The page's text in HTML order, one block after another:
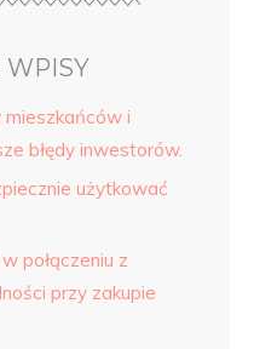
WPISY
mieszkańców i
błędy inwestorów.
użytkować
połączeniu z
przy zakupie